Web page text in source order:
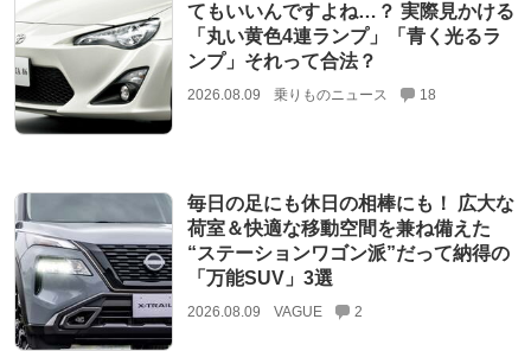
てもいいんですよね…？ 実際見かける
「丸い黄色4連ランプ」「青く光るラ
ンプ」それって合法？
2026.08.09 乗りものニュース 18
毎日の足にも休日の相棒にも！ 広大な
荷室＆快適な移動空間を兼ね備えた
“ステーションワゴン派”だって納得の
「万能SUV」3選
2026.08.09 VAGUE 2